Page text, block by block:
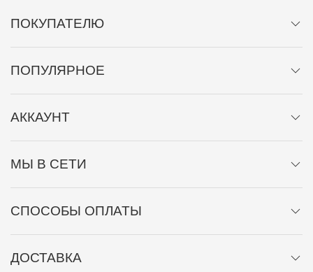
ПОКУПАТЕЛЮ
ПОПУЛЯРНОЕ
АККАУНТ
МЫ В СЕТИ
СПОСОБЫ ОПЛАТЫ
ДОСТАВКА